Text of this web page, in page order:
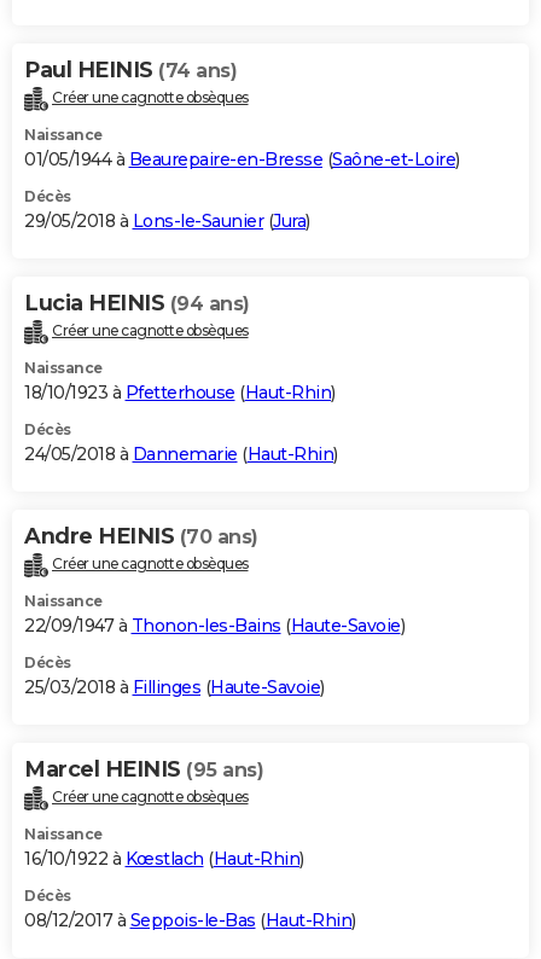
Paul HEINIS (74 ans)
Créer une cagnotte obsèques
Naissance
01/05/1944 à Beaurepaire-en-Bresse (Saône-et-Loire)
Décès
29/05/2018 à Lons-le-Saunier(Jura)
Lucia HEINIS (94 ans)
Créer une cagnotte obsèques
Naissance
18/10/1923 à Pfetterhouse (Haut-Rhin)
Décès
24/05/2018 à Dannemarie (Haut-Rhin)
Andre HEINIS (70 ans)
Créer une cagnotte obsèques
Naissance
22/09/1947 à Thonon-les-Bains (Haute-Savoie)
Décès
25/03/2018 à Fillinges (Haute-Savoie)
Marcel HEINIS (95 ans)
Créer une cagnotte obsèques
Naissance
16/10/1922 à Kœstlach (Haut-Rhin)
Décès
08/12/2017 à Seppois-le-Bas (Haut-Rhin)